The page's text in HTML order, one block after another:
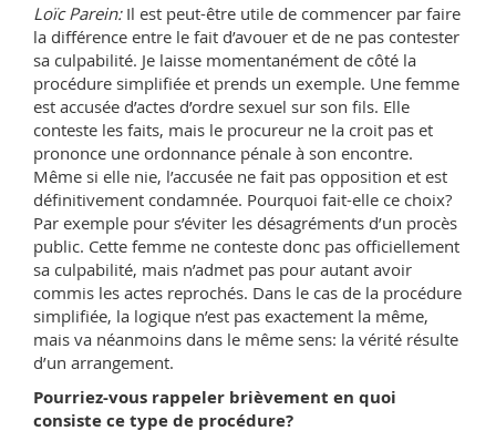
Loïc Parein: Il est peut-être utile de commencer par faire
la différence entre le fait d’avouer et de ne pas contester
sa culpabilité. Je laisse momentanément de côté la
procédure simplifiée et prends un exemple. Une femme
est accusée d’actes d’ordre sexuel sur son fils. Elle
conteste les faits, mais le procureur ne la croit pas et
prononce une ordonnance pénale à son encontre.
Même si elle nie, l’accusée ne fait pas opposition et est
définitivement condamnée. Pourquoi fait-elle ce choix?
Par exemple pour s’éviter les désagréments d’un procès
public. Cette femme ne conteste donc pas officiellement
sa culpabilité, mais n’admet pas pour autant avoir
commis les actes reprochés. Dans le cas de la procédure
simplifiée, la logique n’est pas exactement la même,
mais va néanmoins dans le même sens: la vérité résulte
d’un arrangement.
Pourriez-vous rappeler brièvement en quoi
consiste ce type de procédure?